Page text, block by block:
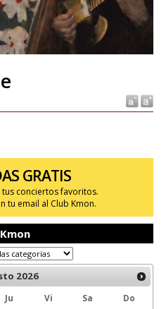
GRATIS
conciertos favoritos.
tu email al Club Kmon.
2026
Ju Vi Sa
Do